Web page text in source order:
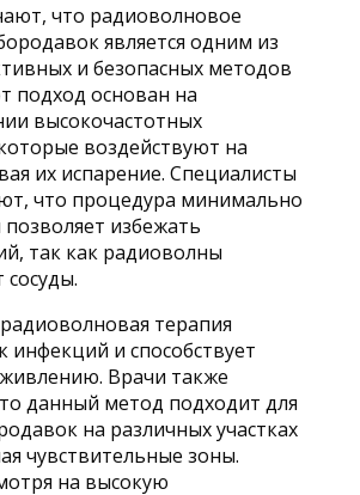
что радиоволновое
является одним из
и безопасных методов
подход основан на
высокочастотных
воздействуют на
их испарение. Специалисты
что процедура минимально
избежать
так как радиоволны
сосуды.
терапия
инфекций и способствует
Врачи также
данный метод подходит для
на различных участках
чувствительные зоны.
на высокую